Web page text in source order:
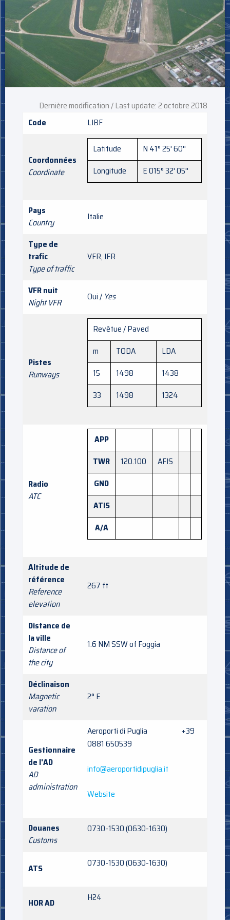
Dernière modification / Last update: 2 octobre 2018
Code
LIBF
Coordonnées
Coordinate
Latitude
N 41° 25' 60''
Longitude
E 015° 32' 05''
Pays
Country
Italie
Type de
trafic
Type of traffic
VFR, IFR
VFR nuit
Night VFR
Oui / Yes
Pistes
Runways
Revêtue / Paved
m
TODA
LDA
15
1498
1438
33
1498 1324
Radio
ATC
APP
TWR
120.100
AFIS
GND
ATIS
A/A
Altitude de
référence
Reference
elevation
267 ft
Distance de
la ville
Distance of
the city
1.6 NM SSW of Foggia
Déclinaison
Magnetic
varation
2° E
Gestionnaire
de l'AD
AD
administration
Aeroporti di Puglia +39
0881 650539
info@aeroportidipuglia.it
Website
Douanes
Customs
0730-1530 (0630-1630)
ATS 0730-1530 (0630-1630)
HOR AD H24